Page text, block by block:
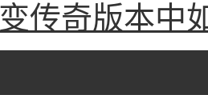
传奇版本中